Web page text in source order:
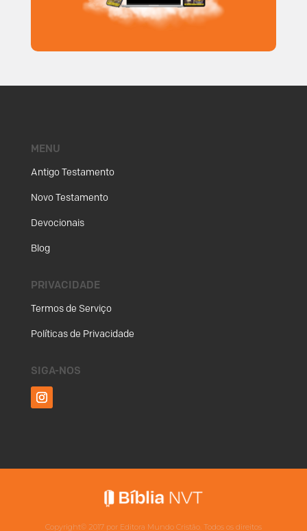
MENU
Antigo Testamento
Novo Testamento
Devocionais
Blog
PRIVACIDADE
Termos de Serviço
Políticas de Privacidade
SIGA-NOS
Copyright© 2017 por Editora Mundo Cristão. Todos os direitos